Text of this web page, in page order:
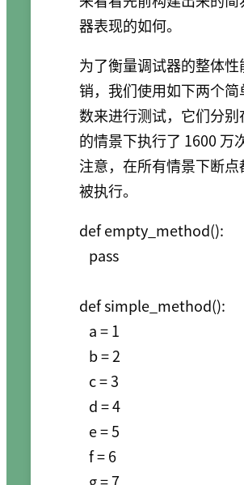
器表现的如何。
为了衡量调试器的整体性
销，我们使用如下两个简
数来进行测试，它们分别
的情景下执行了 1600 万
注意，在所有情景下断点
被执行。
def empty_method():
def simple_method():